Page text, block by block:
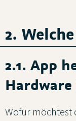
2.
2.1. App
Wofür möchtest